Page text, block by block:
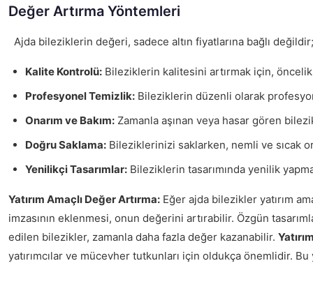
Değer Artırma Yöntemleri
Ajda bileziklerin değeri, sadece altın fiyatlarına bağlı
Kalite Kontrolü: Bileziklerin kalitesini artırmak için,
Profesyonel Temizlik: Bileziklerin düzenli olarak
Onarım ve Bakım: Zamanla aşınan veya hasar gören
Doğru Saklama: Bileziklerinizi saklarken, nemli ve sıcak
Yenilikçi Tasarımlar: Bileziklerin tasarımında yenilik
Yatırım Amaçlı Değer Artırma: Eğer ajda bilezikler yatırım
imzasının eklenmesi, onun değerini artırabilir. Özgün
edilen bilezikler, zamanla daha fazla değer kazanabilir.
yatırımcılar ve mücevher tutkunları için oldukça önemlidir.